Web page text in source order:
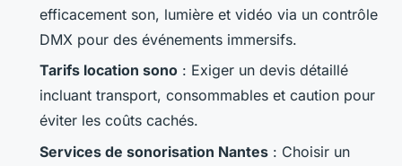
efficacement son, lumière et vidéo via un contrôle
DMX pour des événements immersifs.
Tarifs location sono : Exiger un devis détaillé
incluant transport, consommables et caution pour
éviter les coûts cachés.
Services de sonorisation Nantes : Choisir un